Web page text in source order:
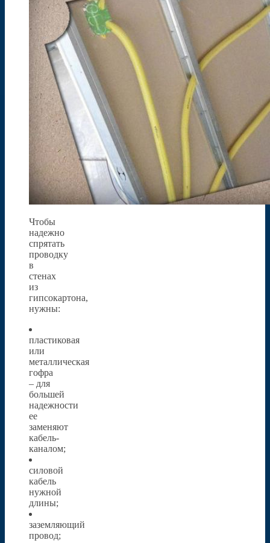
Чтобы
надежно
спрятать
проводку
в
стенах
из
гипсокартона,
нужны:
пластиковая
или
металлическая
гофра
– для
большей
надежности
ее
заменяют
кабель-
каналом;
силовой
кабель
нужной
длины;
заземляющий
провод;